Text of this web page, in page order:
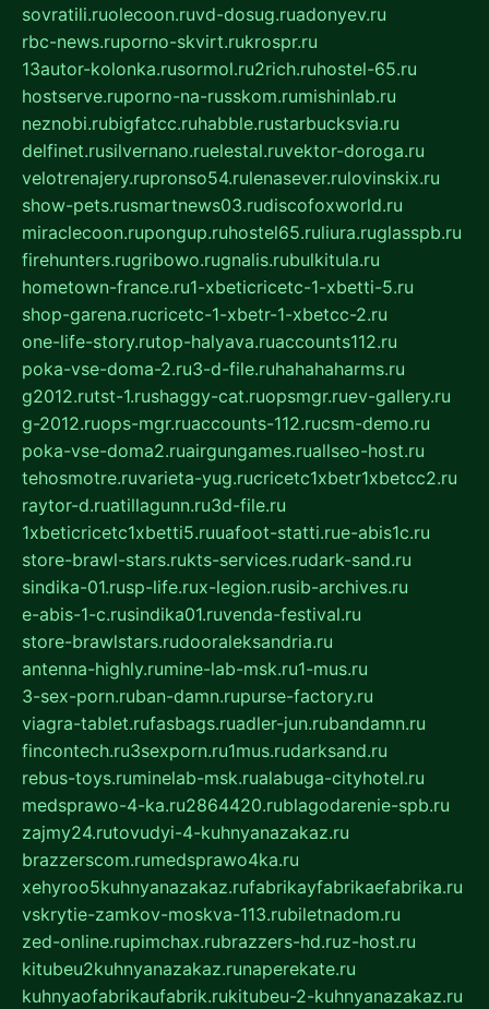
sovratili.ruolecoon.ruvd-dosug.ruadonyev.ru
rbc-news.ruporno-skvirt.rukrospr.ru
13autor-kolonka.rusormol.ru2rich.ruhostel-65.ru
hostserve.ruporno-na-russkom.rumishinlab.ru
neznobi.rubigfatcc.ruhabble.rustarbucksvia.ru
delfinet.rusilvernano.ruelestal.ruvektor-doroga.ru
velotrenajery.rupronso54.rulenasever.rulovinskix.ru
show-pets.rusmartnews03.rudiscofoxworld.ru
miraclecoon.rupongup.ruhostel65.ruliura.ruglasspb.ru
firehunters.rugribowo.rugnalis.rubulkitula.ru
hometown-france.ru1-xbeticricetc-1-xbetti-5.ru
shop-garena.rucricetc-1-xbetr-1-xbetcc-2.ru
one-life-story.rutop-halyava.ruaccounts112.ru
poka-vse-doma-2.ru3-d-file.ruhahahaharms.ru
g2012.rutst-1.rushaggy-cat.ruopsmgr.ruev-gallery.ru
g-2012.ruops-mgr.ruaccounts-112.rucsm-demo.ru
poka-vse-doma2.ruairgungames.ruallseo-host.ru
tehosmotre.ruvarieta-yug.rucricetc1xbetr1xbetcc2.ru
raytor-d.ruatillagunn.ru3d-file.ru
1xbeticricetc1xbetti5.ruuafoot-statti.rue-abis1c.ru
store-brawl-stars.rukts-services.rudark-sand.ru
sindika-01.rusp-life.rux-legion.rusib-archives.ru
e-abis-1-c.rusindika01.ruvenda-festival.ru
store-brawlstars.rudooraleksandria.ru
antenna-highly.rumine-lab-msk.ru1-mus.ru
3-sex-porn.ruban-damn.rupurse-factory.ru
viagra-tablet.rufasbags.ruadler-jun.rubandamn.ru
fincontech.ru3sexporn.ru1mus.rudarksand.ru
rebus-toys.ruminelab-msk.rualabuga-cityhotel.ru
medsprawo-4-ka.ru2864420.rublagodarenie-spb.ru
zajmy24.rutovudyi-4-kuhnyanazakaz.ru
brazzerscom.rumedsprawo4ka.ru
xehyroo5kuhnyanazakaz.rufabrikayfabrikaefabrika.ru
vskrytie-zamkov-moskva-113.rubiletnadom.ru
zed-online.rupimchax.rubrazzers-hd.ruz-host.ru
kitubeu2kuhnyanazakaz.runaperekate.ru
kuhnyaofabrikaufabrik.rukitubeu-2-kuhnyanazakaz.ru